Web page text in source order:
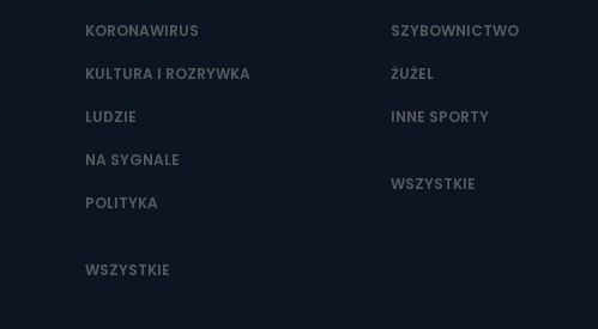
KORONAWIRUS
KULTURA I ROZRYWKA
LUDZIE
NA SYGNALE
POLITYKA
WSZYSTKIE
SZYBOWNICTWO
ŻUŻEL
INNE SPORTY
WSZYSTKIE